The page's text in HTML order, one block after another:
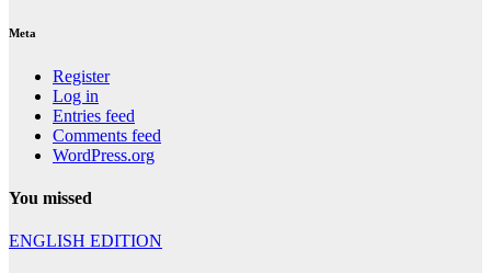
Meta
Register
Log in
Entries feed
Comments feed
WordPress.org
You missed
ENGLISH EDITION